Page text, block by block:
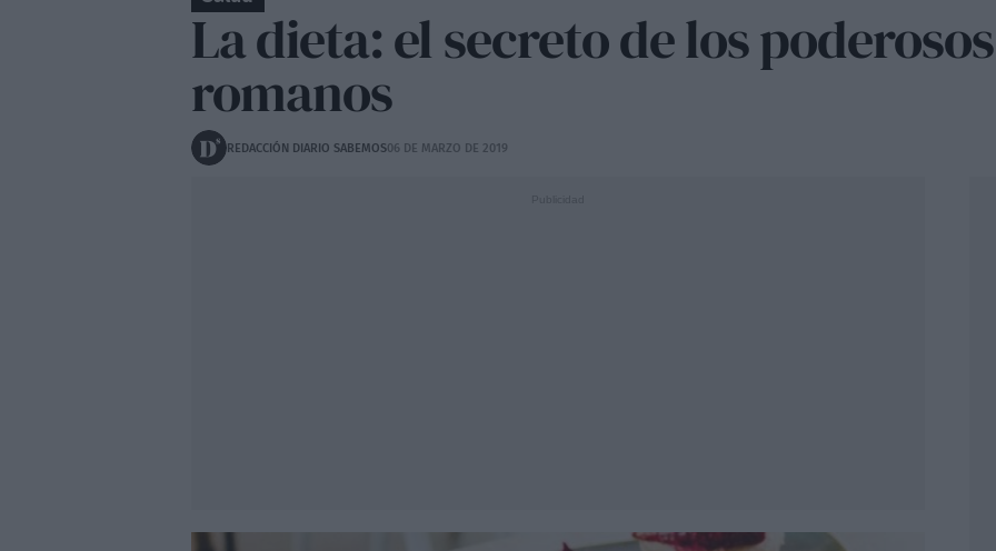
La dieta: el secreto de los
romanos
REDACCIÓN DIARIO SABEMOS06 DE MARZO DE 2019